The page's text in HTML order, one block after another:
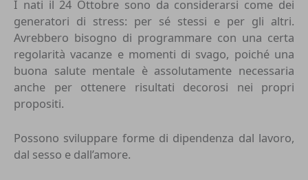
I nati il 24 Ottobre sono da considerarsi come dei
generatori di stress: per sé stessi e per gli altri.
Avrebbero bisogno di programmare con una certa
regolarità vacanze e momenti di svago, poiché una
buona salute mentale è assolutamente necessaria
anche per ottenere risultati decorosi nei propri
propositi.
Possono sviluppare forme di dipendenza dal lavoro,
dal sesso e dall’amore.